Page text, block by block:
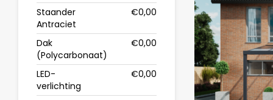
Staander
Antraciet
€0,00
Dak
(Polycarbonaat)
€0,00
LED-
verlichting
€0,00